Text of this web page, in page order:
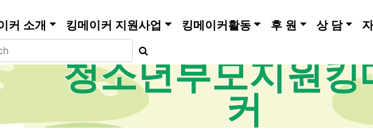
커 소개 킹메이커 지원사업 킹메이커활동 후 원 상 담
청소년부모지원킹
커